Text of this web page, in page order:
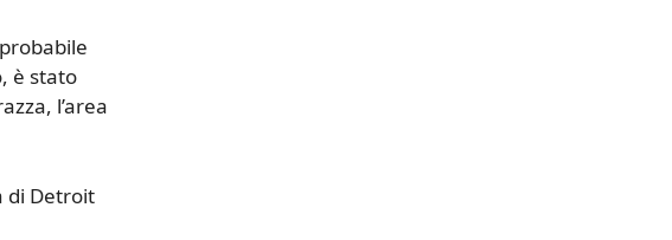
è stato
l’area
di Detroit